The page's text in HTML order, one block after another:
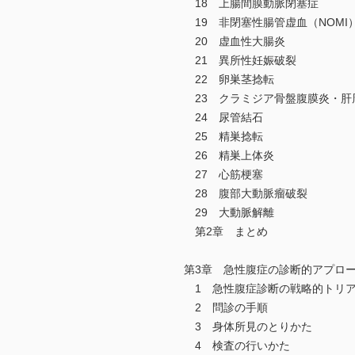
18 上腸間膜動脈閉塞症
19 非閉塞性腸管虚血（NOMI）
20 虚血性大腸炎
21 異所性妊娠破裂
22 卵巣茎捻転
23 クラミジア骨盤腹膜炎・肝
24 尿管結石
25 精巣捻転
26 精巣上体炎
27 心筋梗塞
28 腹部大動脈瘤破裂
29 大動脈解離
第2章 まとめ
第3章 急性腹症の診断的アプロ
1 急性腹症診断の戦略的トリ
2 問診の手順
3 身体所見のとりかた
4 検査の行いかた